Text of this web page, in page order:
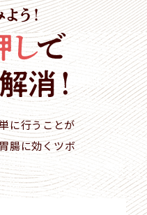
に行うことが
腸に効くツボ